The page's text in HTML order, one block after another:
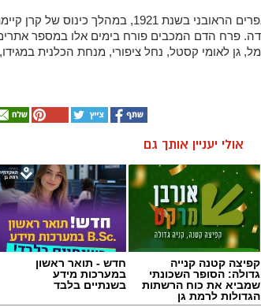
קפיצה קטנה קנייה
גדולה: הסופר השכונתי
שמביא את כוח הרשתות
הגדולות לרמת גן
חדש - תואר ראשון
במערכות מידע
בשנתיים בלבד